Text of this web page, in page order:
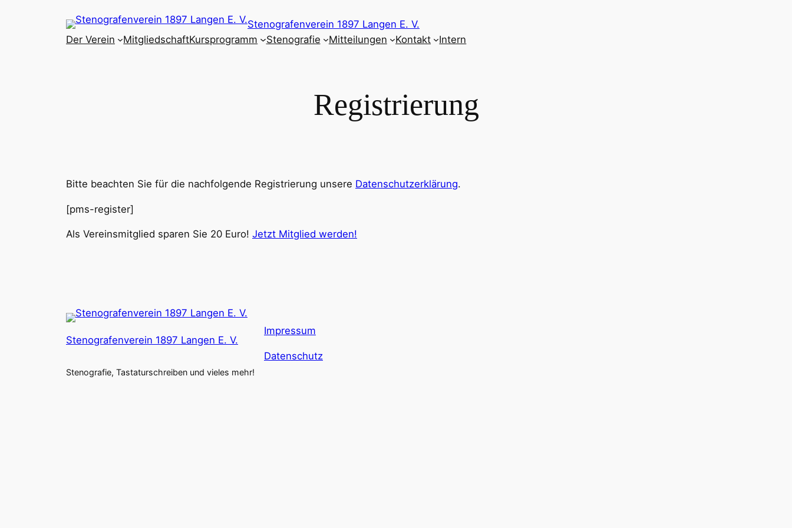
Stenografenverein 1897 Langen E. V.
Der Verein
MitgliedschaftKursprogramm Stenografie Mitteilungen Kontakt Intern
Registrierung
Bitte beachten Sie für die nachfolgende Registrierung unsere Datenschutzerklärung.
[pms-register]
Als Vereinsmitglied sparen Sie 20 Euro! Jetzt Mitglied werden!
Stenografenverein 1897 Langen E. V.
Stenografie, Tastaturschreiben und vieles mehr!
Impressum
Datenschutz